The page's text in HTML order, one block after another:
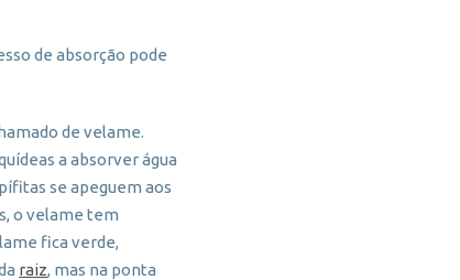
de absorção pode
de velame.
a absorver água
se apeguem aos
o velame tem
fica verde,
raiz, mas na ponta